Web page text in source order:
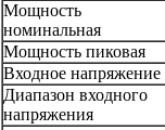
Мощность
номинальная
Мощность пиковая
Входное напряжение
Диапазон входного
напряжения